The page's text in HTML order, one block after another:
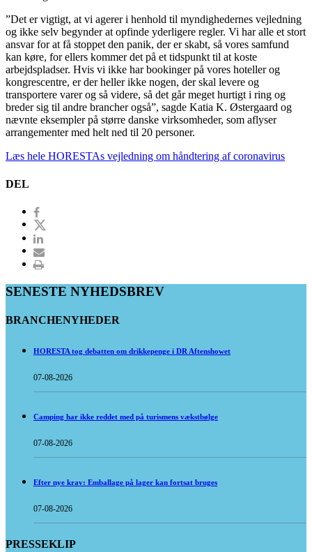
”Det er vigtigt, at vi agerer i henhold til myndighedernes vejledning
og ikke selv begynder at opfinde yderligere regler. Vi har alle et stort
ansvar for at få stoppet den panik, der er skabt, så vores samfund
kan køre, for ellers kommer det på et tidspunkt til at koste
arbejdspladser. Hvis vi ikke har bookinger på vores hoteller og
kongrescentre, er der heller ikke nogen, der skal levere og
transportere varer og så videre, så det går meget hurtigt i ring og
breder sig til andre brancher også”, sagde Katia K. Østergaard og
nævnte eksempler på større danske virksomheder, som aflyser
arrangementer med helt ned til 20 personer.
Læs hele HORESTAs vejledning om håndtering af coronavirus
DEL
SENESTE NYHEDSBREV
BRANCHENYHEDER
HORESTA tog debatten om drikkepenge i DR Aftenshowet
07-08-2026
Camping har ikke reddet med på turismens vækstbølge
07-08-2026
Efter nye krav: Emballage på lager kan fortsat bruges
07-08-2026
PRESSEKLIP